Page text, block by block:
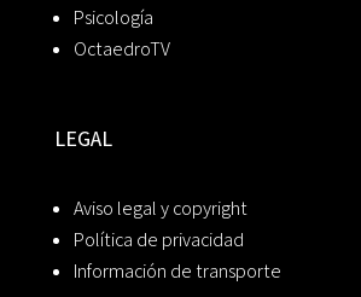
Psicología
OctaedroTV
LEGAL
Aviso legal y copyright
Política de privacidad
Información de transporte